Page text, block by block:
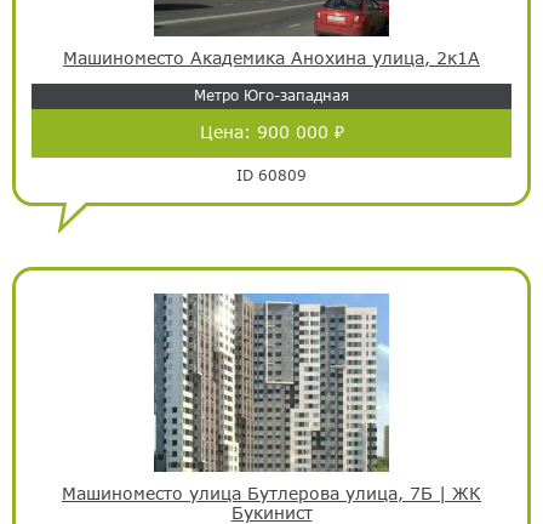
Машиноместо Академика Анохина улица, 2к1А
Метро Юго-западная
Цена: 900 000 ₽
ID 60809
Машиноместо улица Бутлерова улица, 7Б | ЖК
Букинист